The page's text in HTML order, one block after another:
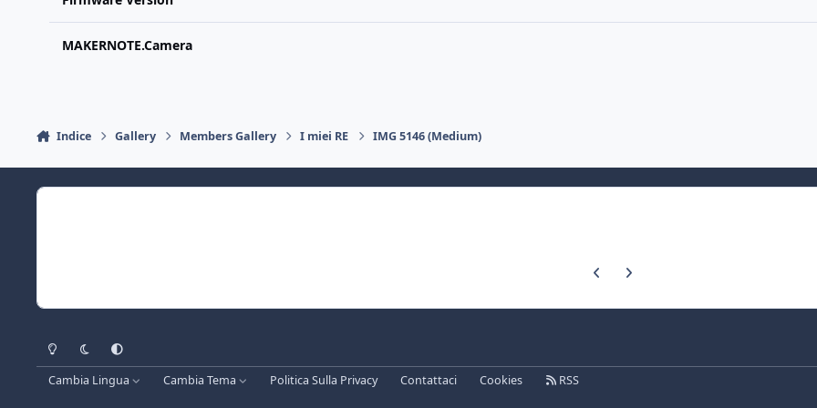
MAKERNOTE.Camera
Indice Gallery Members Gallery I miei RE IMG 5146 (Medium)
Previous carousel slide
Next carousel slide
Light ModeDark ModeSystem Preference
Cambia Lingua Cambia Tema Politica Sulla Privacy Contattaci Cookies RSS